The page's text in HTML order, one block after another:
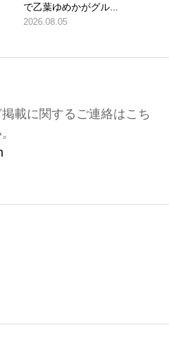
で乙葉ゆめかがグル...
2026.08.05
載に関するご連絡はこち